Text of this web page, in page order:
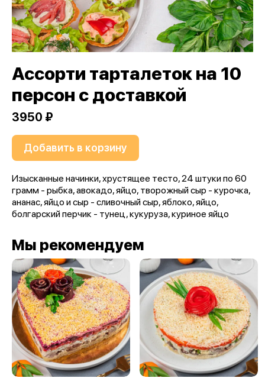
Ассорти тарталеток на 10
персон с доставкой
3950 ₽
Добавить в корзину
Изысканные начинки, хрустящее тесто, 24 штуки по 60
грамм - рыбка, авокадо, яйцо, творожный сыр - курочка,
ананас, яйцо и сыр - сливочный сыр, яблоко, яйцо,
болгарский перчик - тунец, кукуруза, куриное яйцо
Мы рекомендуем